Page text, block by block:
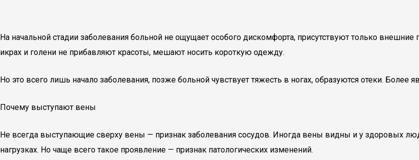
На начальной стадии заболевания больной не ощущает особого дискомфорта, присутствуют только
икрах и голени не прибавляют красоты, мешают носить короткую одежду.
Но это всего лишь начало заболевания, позже больной чувствует тяжесть в ногах, образуются отеки.
Почему выступают вены
Не всегда выступающие сверху вены — признак заболевания сосудов. Иногда вены видны и у здоровых
нагрузках. Но чаще всего такое проявление — признак патологических изменений.